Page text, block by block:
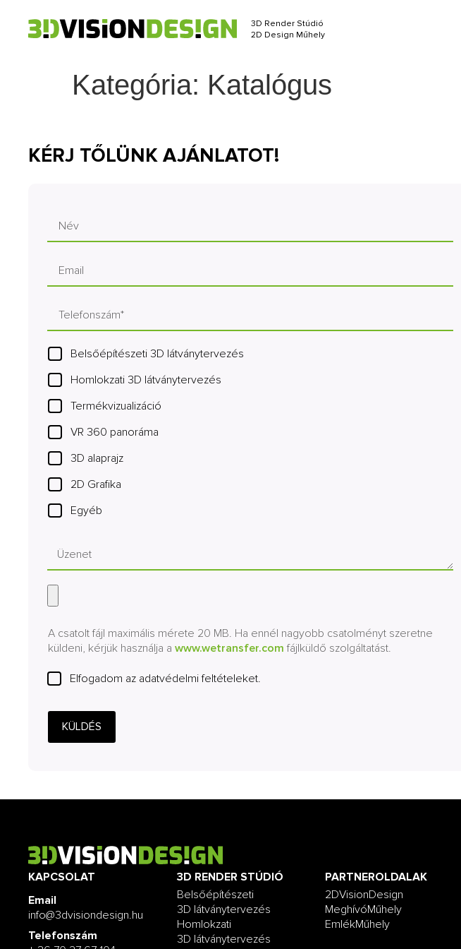
3D Render Stúdió
2D Design Műhely
Kategória: Katalógus
KÉRJ TŐLÜNK AJÁNLATOT!
Belsőépítészeti 3D látványtervezés
Homlokzati 3D látványtervezés
Termékvizualizáció
VR 360 panoráma
3D alaprajz
2D Grafika
Egyéb
A csatolt fájl maximális mérete 20 MB. Ha ennél nagyobb csatolményt szeretne
küldeni, kérjük használja a www.wetransfer.com fájlküldő szolgáltatást.
Elfogadom az adatvédelmi feltételeket.
KÜLDÉS
KAPCSOLAT
Email
info@3dvisiondesign.hu
Telefonszám
3D RENDER STÚDIÓ
Belsőépítészeti
3D látványtervezés
Homlokzati
3D látványtervezés
PARTNEROLDALAK
2DVisionDesign
MeghívóMűhely
EmlékMűhely